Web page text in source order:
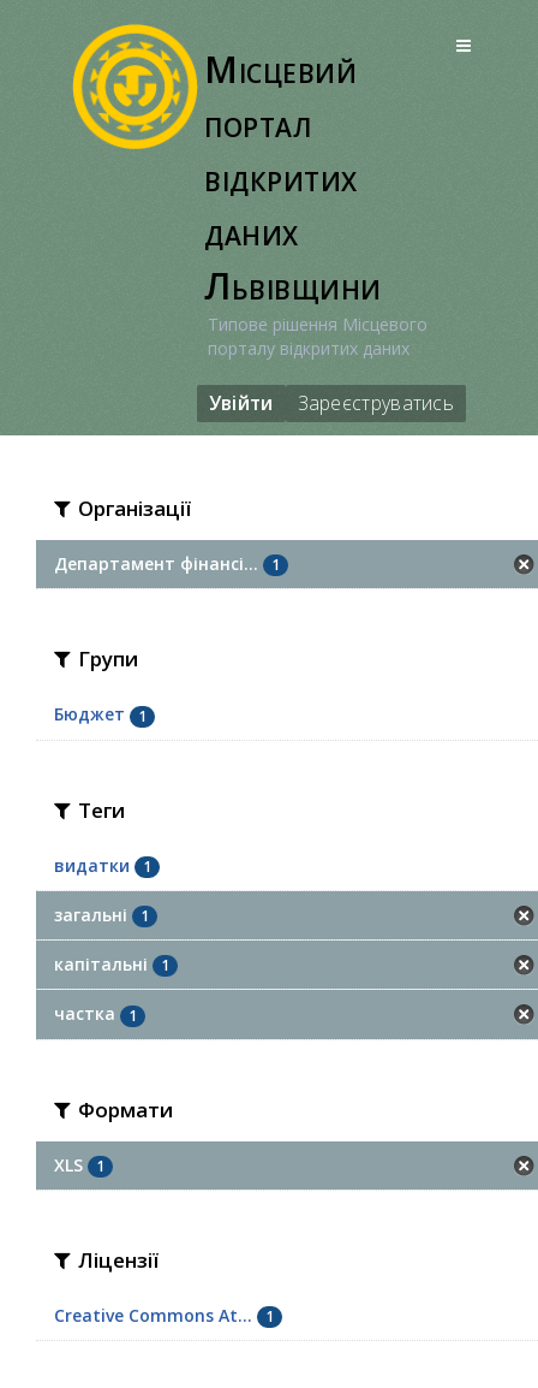
Місцевий
портал
відкритих
даних
Львівщини
Типове рішення Місцевого
порталу відкритих даних
Увійти Зареєструватись
Організації
Департамент фінансі... 1
Групи
Бюджет 1
Теги
видатки 1
загальні 1
капітальні 1
частка 1
Формати
XLS 1
Ліцензії
Creative Commons At... 1